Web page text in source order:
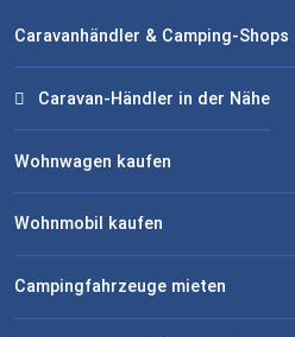
Caravanhändler & Camping-Shops
Caravan-Händler in der Nähe
Wohnwagen kaufen
Wohnmobil kaufen
Campingfahrzeuge mieten